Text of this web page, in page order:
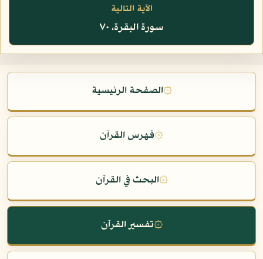
الآية التالية
سورة البقرة، ٧٠
۞الصفحة الرئيسية
۞فهرس القرآن
۞البحث في القرآن
۞تفسير القرآن